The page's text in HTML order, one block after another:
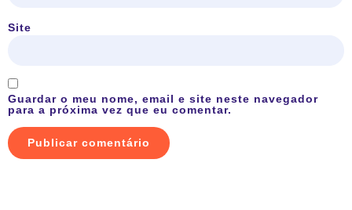
Site
Guardar o meu nome, email e site neste navegador
para a próxima vez que eu comentar.